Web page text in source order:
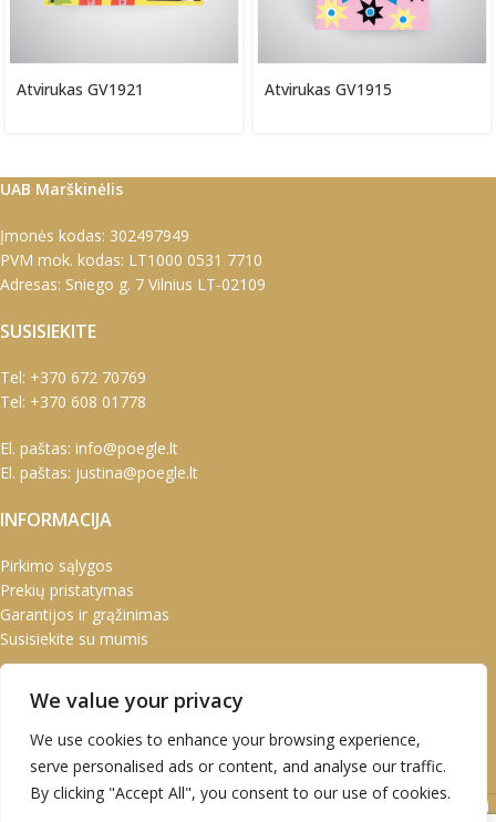
We value your privacy
We use cookies to enhance your browsing experience,
serve personalised ads or content, and analyse our traffic.
By clicking "Accept All", you consent to our use of cookies.
Atvirukas GV1921 Atvirukas GV1915
UAB Marškinėlis
Įmonės kodas: 302497949
PVM mok. kodas: LT1000 0531 7710
Adresas: Sniego g. 7 Vilnius LT-02109
SUSISIEKITE
Tel: +370 672 70769
Tel: +370 608 01778
El. paštas: info@poegle.lt
El. paštas: justina@poegle.lt
INFORMACIJA
Pirkimo sąlygos
Prekių pristatymas
Garantijos ir grąžinimas
Susisiekite su mumis
Paskyra
UAB Marškinėlis © 2020 Atvirukai | Prabangūs atvirukai | Kalėdiniai